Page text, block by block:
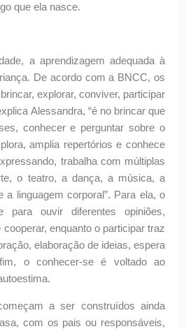
que ela nasce.
a aprendizagem adequada à
De acordo com a BNCC, os
explorar, conviver, participar
Alessandra, “é no brincar que
conhecer e perguntar sobre o
amplia repertórios e conhece
trabalha com múltiplas
o teatro, a dança, a música, a
a linguagem corporal”. Para ela, o
para ouvir diferentes opiniões,
enquanto o participar traz
elaboração de ideias, espera
o conhecer-se é voltado ao
a ser construídos ainda
com os pais ou responsáveis,